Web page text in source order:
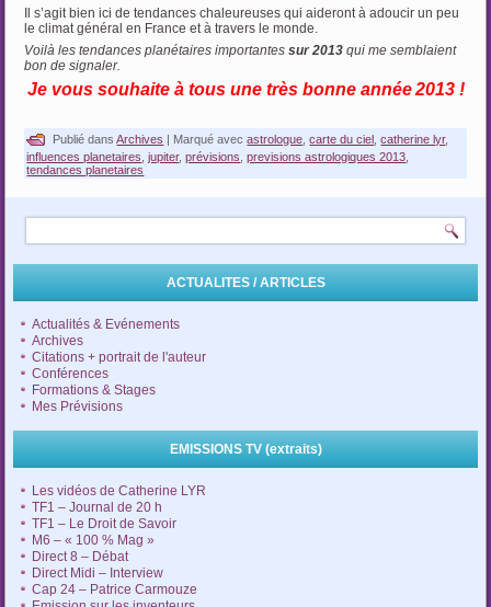
Il s’agit bien ici de tendances chaleureuses qui aideront à adoucir un peu
le climat général en France et à travers le monde.
Voilà les tendances planétaires importantessur 2013 qui me semblaient
bon de signaler.
Je vous souhaite à tous une très bonne année 2013 !
Publié dans Archives | Marqué avec astrologue ,carte du ciel ,catherine lyr,
influences planetaires ,jupiter,prévisions ,previsions astrologiques 2013
tendances planetaires
ACTUALITES / ARTICLES
Actualités & Evénements
Archives
Citations + portrait de l'auteur
Conférences
Formations & Stages
Mes Prévisions
EMISSIONS TV (extraits)
Les vidéos de Catherine LYR
TF1 – Journal de 20 h
TF1 – Le Droit de Savoir
M6 – « 100 % Mag »
Direct 8 – Débat
Direct Midi – Interview
Cap 24 – Patrice Carmouze